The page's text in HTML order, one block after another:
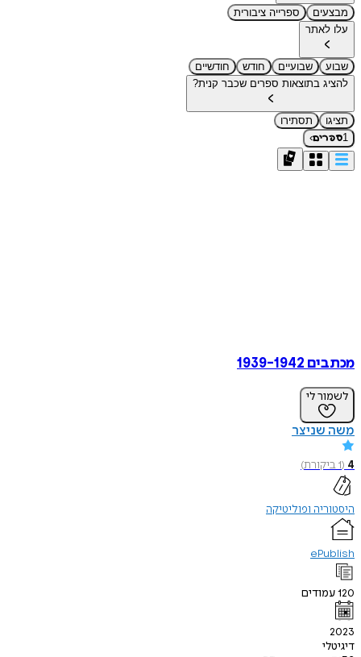
מבצעים
ספרייה ציבורית
עלו לאתר
שבוע שבועיים חודש
חודשיים
להציג בתוצאות ספרים שכבר קנית?
תציגו
תסתירו
1ספרים›
מכתבים 1939-1942
לשמור לי
משה שניצר
4
(
1ביקורת)
היסטוריה ופוליטיקה
ePublish
120עמודים
2023
דיגיטלי